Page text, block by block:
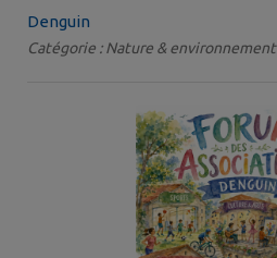
Denguin
Catégorie : Nature & environnement